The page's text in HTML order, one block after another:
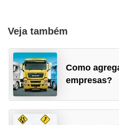
Veja também
Como
empresas?